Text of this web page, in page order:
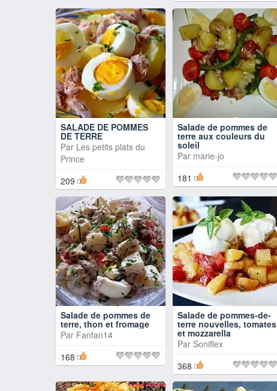
SALADE DE POMMES
DE TERRE
Par Les petits plats du
Prince
209
Salade de pommes de
terre aux couleurs du
soleil
Par marie-jo
181
Salade de pommes de
terre, thon et fromage
Par Fanfan14
168
Salade de pommes-de-
terre nouvelles, tomates
et mozzarella
Par Soniflex
368